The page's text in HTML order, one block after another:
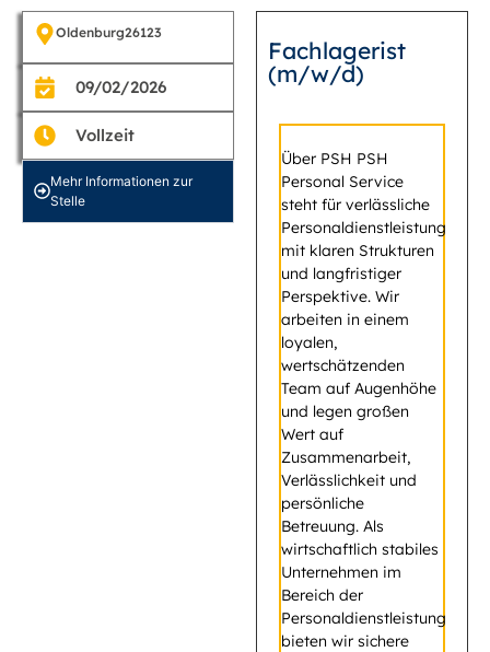
Oldenburg26123
09/02/2026
Vollzeit
Mehr Informationen zur
Stelle
Fachlagerist
(m/w/d)
Über PSH PSH
Personal Service
steht für verlässliche
Personaldienstleistung
mit klaren Strukturen
und langfristiger
Perspektive. Wir
arbeiten in einem
loyalen,
wertschätzenden
Team auf Augenhöhe
und legen großen
Wert auf
Zusammenarbeit,
Verlässlichkeit und
persönliche
Betreuung. Als
wirtschaftlich stabiles
Unternehmen im
Bereich der
Personaldienstleistung
bieten wir sichere